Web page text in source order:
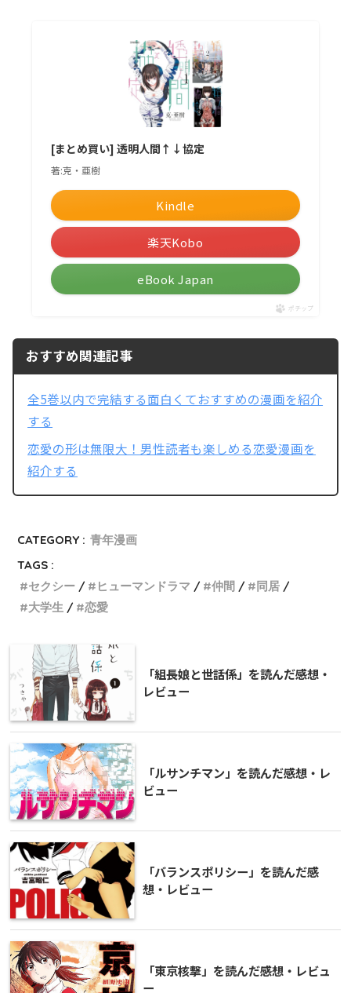
[まとめ買い] 透明人間↑↓協定
著:克・亜樹
Kindle
楽天Kobo
eBook Japan
ポチップ
おすすめ関連記事
全5巻以内で完結する面白くておすすめの漫画を紹介
する
恋愛の形は無限大！男性読者も楽しめる恋愛漫画を
紹介する
CATEGORY : 青年漫画
TAGS :
セクシー
ヒューマンドラマ 仲間
同居
大学生
恋愛
「組長娘と世話係」を読んだ感想・
レビュー
「ルサンチマン」を読んだ感想・レ
ビュー
「バランスポリシー」を読んだ感
想・レビュー
「東京核撃」を読んだ感想・レビュ
ー